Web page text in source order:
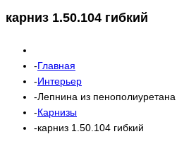
карниз 1.50.104 гибкий
Главная
Интерьер
Лепнина из пенополиуретана
Карнизы
карниз 1.50.104 гибкий